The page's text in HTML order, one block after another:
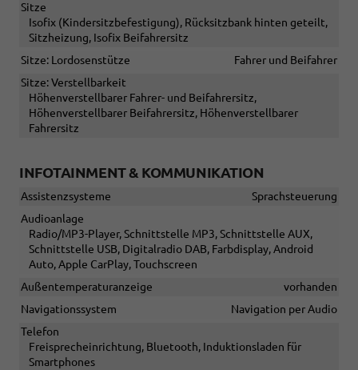
Sitze
Isofix (Kindersitzbefestigung), Rücksitzbank hinten geteilt,
Sitzheizung, Isofix Beifahrersitz
Sitze: Lordosenstütze
Fahrer und Beifahrer
Sitze: Verstellbarkeit
Höhenverstellbarer Fahrer- und Beifahrersitz,
Höhenverstellbarer Beifahrersitz, Höhenverstellbarer
Fahrersitz
INFOTAINMENT & KOMMUNIKATION
Assistenzsysteme
Sprachsteuerung
Audioanlage
Radio/MP3-Player, Schnittstelle MP3, Schnittstelle AUX,
Schnittstelle USB, Digitalradio DAB, Farbdisplay, Android
Auto, Apple CarPlay, Touchscreen
Außentemperaturanzeige
vorhanden
Navigationssystem
Navigation per Audio
Telefon
Freisprecheinrichtung, Bluetooth, Induktionsladen für
Smartphones